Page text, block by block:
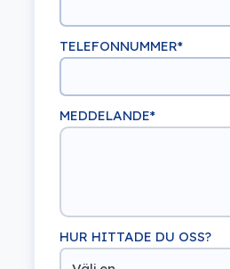
TELEFONNUMMER*
MEDDELANDE*
HUR HITTADE DU OSS?